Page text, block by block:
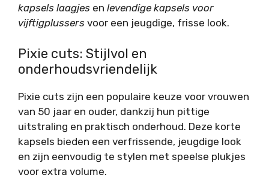
kapsels laagjes en levendige kapsels voor
vijftigplussers voor een jeugdige, frisse look.
Pixie cuts: Stijlvol en
onderhoudsvriendelijk
Pixie cuts zijn een populaire keuze voor vrouwen
van 50 jaar en ouder, dankzij hun pittige
uitstraling en praktisch onderhoud. Deze korte
kapsels bieden een verfrissende, jeugdige look
en zijn eenvoudig te stylen met speelse plukjes
voor extra volume.